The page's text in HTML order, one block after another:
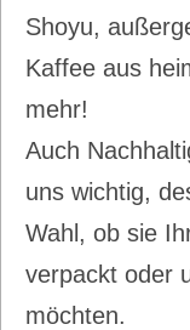
Shoyu,
Kaffee aus
mehr!
Auch
uns wichtig,
Wahl, ob sie
verpackt oder
möchten.